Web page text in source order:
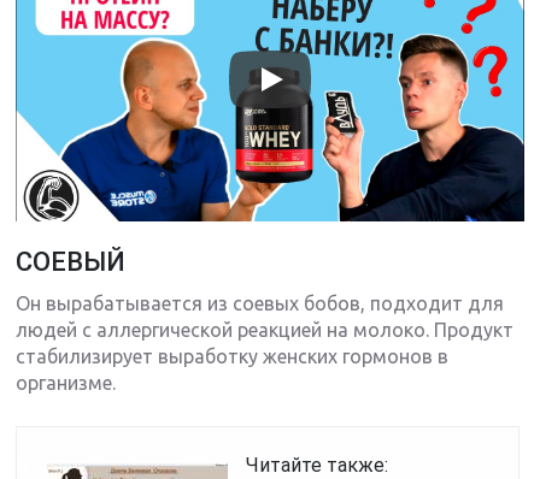
СОЕВЫЙ
Он вырабатывается из соевых бобов, подходит для
людей с аллергической реакцией на молоко. Продукт
стабилизирует выработку женских гормонов в
организме.
Читайте также: